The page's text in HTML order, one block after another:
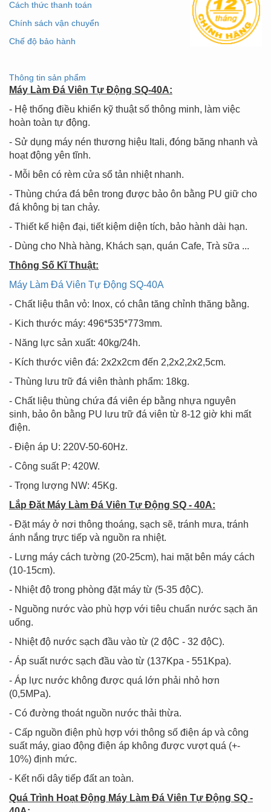
Cách thức thanh toán
Chính sách vận chuyển
Chế độ bảo hành
Thông tin sản phẩm
Máy Làm Đá Viên Tự Động SQ-40A:
- Hệ thống điều khiển kỹ thuật số thông minh, làm việc
hoàn toàn tự động.
- Sử dụng máy nén thương hiệu Itali, đóng băng nhanh và
hoạt động yên tĩnh.
- Mỗi bên có rèm cửa sổ tản nhiệt nhanh.
- Thùng chứa đá bên trong được bảo ôn bằng PU giữ cho
đá không bị tan chảy.
- Thiết kế hiện đại, tiết kiệm diện tích, bảo hành dài hạn.
- Dùng cho Nhà hàng, Khách sạn, quán Cafe, Trà sữa ...
Thông Số Kĩ Thuật:
Máy Làm Đá Viên Tự Động SQ-40A
- Chất liệu thân vỏ: Inox, có chân tăng chỉnh thăng bằng.
- Kich thước máy: 496*535*773mm.
- Năng lực sản xuất: 40kg/24h.
- Kích thước viên đá: 2x2x2cm đến 2,2x2,2x2,5cm.
- Thùng lưu trữ đá viên thành phẩm: 18kg.
- Chất liệu thùng chứa đá viên ép bằng nhựa nguyên
sinh, bảo ôn bằng PU lưu trữ đá viên từ 8-12 giờ khi mất
điện.
- Điện áp U: 220V-50-60Hz.
- Công suất P: 420W.
- Trọng lượng NW: 45Kg.
Lắp Đặt Máy Làm Đá Viên Tự Động SQ - 40A:
- Đặt máy ở nơi thông thoáng, sạch sẽ, tránh mưa, tránh
ánh nắng trực tiếp và nguồn ra nhiệt.
- Lưng máy cách tường (20-25cm), hai mặt bên máy cách
(10-15cm).
- Nhiệt độ trong phòng đặt máy từ (5-35 độC).
- Nguồng nước vào phù hợp với tiêu chuẩn nước sạch ăn
uống.
- Nhiệt độ nước sạch đầu vào từ (2 độC - 32 độC).
- Áp suất nước sạch đầu vào từ (137Kpa - 551Kpa).
- Áp lực nước không được quá lớn phải nhỏ hơn
(0,5MPa).
- Có đường thoát nguồn nước thải thừa.
- Cấp nguồn điện phù hợp với thông số điện áp và công
suất máy, giao động điện áp không được vượt quá (+-
10%) định mức.
- Kết nối dây tiếp đất an toàn.
Quá Trình Hoạt Động Máy Làm Đá Viên Tự Động SQ -